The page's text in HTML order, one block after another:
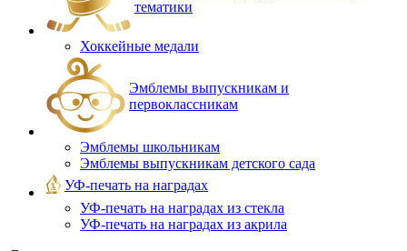
тематики
Хоккейные медали
Эмблемы выпускникам и
первоклассникам
Эмблемы школьникам
Эмблемы выпускникам детского сада
УФ-печать на наградах
УФ‑печать на наградах из стекла
УФ-печать на наградах из акрила